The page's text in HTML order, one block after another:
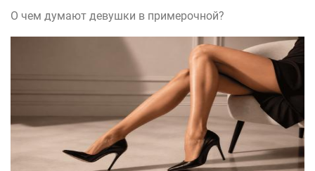
О чем думают девушки в примерочной?